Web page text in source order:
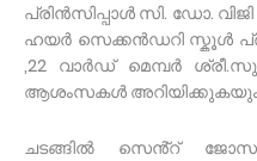
പ്രിൻസിപ്പാൾ സി. ഡോ.
ഹയർ സെക്കൻഡറി സ്കൂൾ
,22 വാർഡ് മെമ്പർ
ആശംസകൾ
ചടങ്ങിൽ സെൻ്റ്